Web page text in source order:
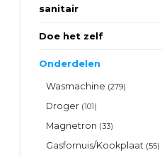
sanitair
Doe het zelf
Onderdelen
Wasmachine (279)
Droger (101)
Magnetron (33)
Gasfornuis/Kookplaat (55)